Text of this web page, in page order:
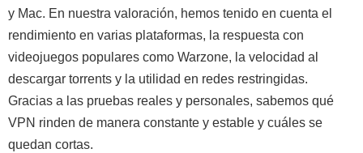
y Mac. En nuestra valoración, hemos tenido en cuenta el
rendimiento en varias plataformas, la respuesta con
videojuegos populares como Warzone, la velocidad al
descargar torrents y la utilidad en redes restringidas.
Gracias a las pruebas reales y personales, sabemos qué
VPN rinden de manera constante y estable y cuáles se
quedan cortas.